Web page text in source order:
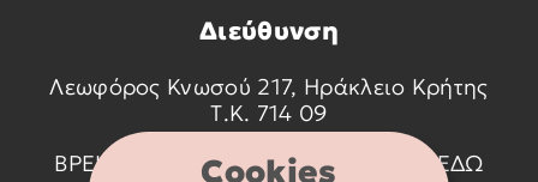
Cookies
Διεύθυνση
Λεωφόρος Κνωσού 217, Ηράκλειο Κρήτης
Τ.Κ. 714 09
ΒΡΕΙΤΕ ΜΑΣ ΣΤΟ ΧΑΡΤΗ ΠΑΤΩΝΤΑΣ
ΕΔΩ